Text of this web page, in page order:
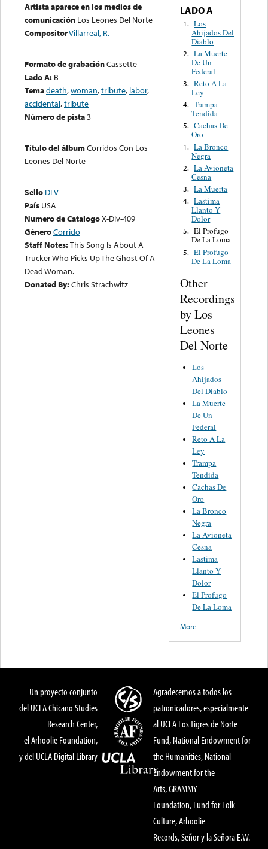
Artista aparece en los medios de
comunicación Los Leones Del Norte
CompositorVillarreal, R.
Formato de grabaciónCassette
Lado A: B
Temadeath,woman,tribute, labor,
accidental,tribute
Número de pista3
Título del álbumCorridos Con Los
Leones Del Norte
Sello DLV
País USA
Numero de CatalogoX-Dlv-409
GéneroCorrido
Staff Notes:This Song Is About A
Trucker Who Picks Up The Ghost Of A
Dead Woman.
Donated By:Chris Strachwitz
LADO A
1. Los
Ahijados Del
Diablo
2. La Muerte
De Un
Federal
3. Reto A La
Ley
4. Trampa
Tendida
5. Cachas De
Oro
1. La Bronco
Negra
2. La Avioneta
Cesna
3. La Muerta
4. Lastima
Llanto Y
Dolor
5. El Profugo
De La Loma
5. El Profugo
De La Loma
Other
Recordings
by Los
Leones
Del Norte
Los
Ahijados
Del Diablo
La Muerte
De Un
Federal
Reto A La
Ley
Trampa
Tendida
Cachas De
Oro
La Bronco
Negra
La Avioneta
Cesna
Lastima
Llanto Y
Dolor
El Profugo
De La Loma
More
Un proyecto conjunto
del UCLA Chicano Studies
Research Center,
el Arhoolie Foundation,
y del UCLA Digital Library
Agradecemos a todos los
patronicadores, especialmente
al UCLA Los Tigres de Norte
Fund, National Endowment for
the Humanities, National
Endowment for the
Arts, GRAMMY
Foundation, Fund for Folk
Culture, Arhoolie
Records, Señor y la Señora E.W.